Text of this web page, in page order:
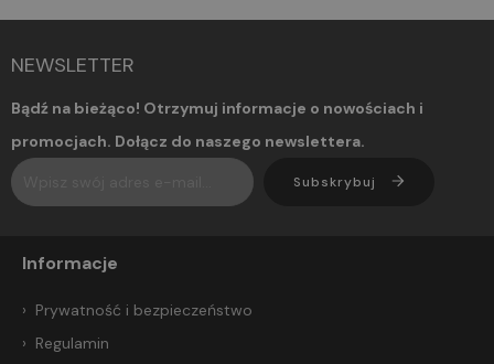
NEWSLETTER
Bądź na bieżąco! Otrzymuj informacje o nowościach i
promocjach. Dołącz do naszego newslettera.
Subskrybuj
Informacje
Prywatność i bezpieczeństwo
Regulamin